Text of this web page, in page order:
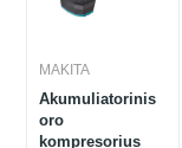
MAKITA
Akumuliatorinis
oro
kompresorius